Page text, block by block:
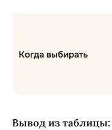
Когда выбирать
Вывод из таблицы: